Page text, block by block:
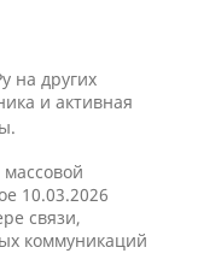
на других
и активная
10.03.2026
связи,
коммуникаций